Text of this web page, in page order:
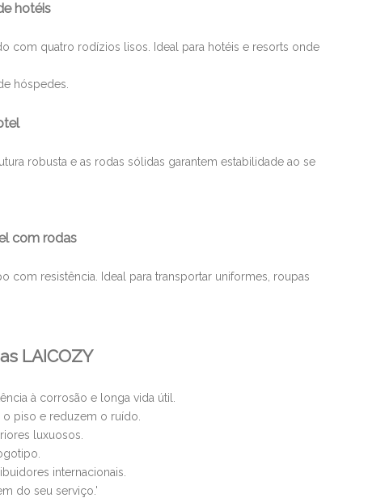
hotéis
com quatro rodízios lisos. Ideal para hotéis e resorts onde
hóspedes.
robusta e as rodas sólidas garantem estabilidade ao se
com rodas
resistência. Ideal para transportar uniformes, roupas
LAICOZY
à corrosão e longa vida útil.
piso e reduzem o ruído.
luxuosos.
internacionais.
do seu serviço.'